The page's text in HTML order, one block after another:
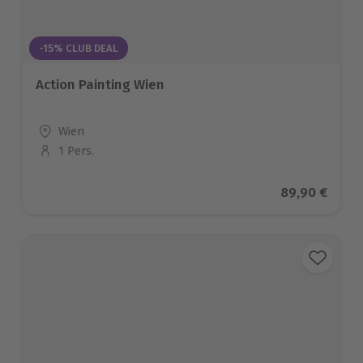
-15% CLUB DEAL
Action Painting Wien
Standort
Wien
Anzahl der Teilnehmer
1 Pers.
Aktueller
89,90 €